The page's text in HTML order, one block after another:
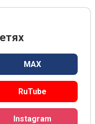
MAX
RuTube
Instagram